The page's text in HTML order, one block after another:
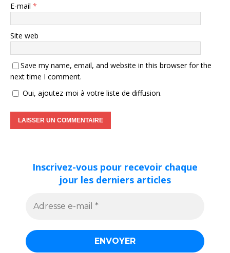
E-mail *
Site web
Save my name, email, and website in this browser for the
next time I comment.
Oui, ajoutez-moi à votre liste de diffusion.
Inscrivez-vous pour recevoir chaque
jour les derniers articles